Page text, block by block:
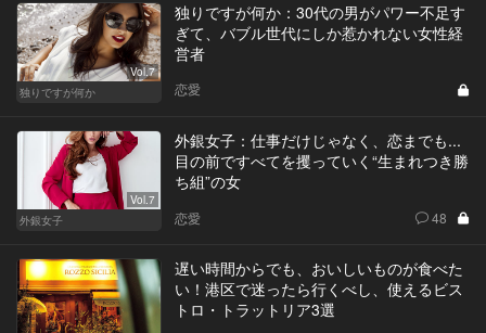
Vol.7
独りですが何か
独りですが何か：30代の男がパワー不足す
ぎて、バブル世代にしか惹かれない女性経
営者
恋愛
Vol.7
外銀女子
外銀女子：仕事だけじゃなく、恋までも...
目の前ですべてを攫っていく“生まれつき勝
ち組”の女
恋愛 48
遅い時間からでも、おいしいものが食べた
い！港区で迷ったら行くべし、使えるビス
トロ・トラットリア3選